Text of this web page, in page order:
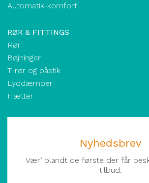
Automatik-komfort
RØR & FITTINGS
Rør
Bøjninger
T-rør og påstik
Lyddæmper
Hætter
Nyhedsbrev
Vær’ blandt de første der får
tilbud.